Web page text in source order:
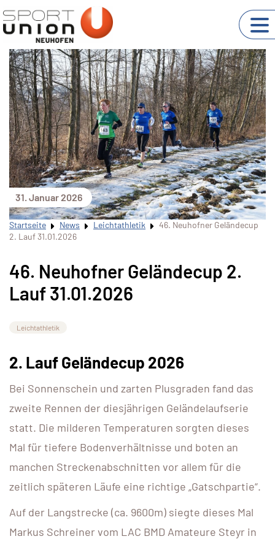
31. Januar 2026
Startseite News Leichtathletik
46. Neuhofner Geländecup
2. Lauf 31.01.2026
46. Neuhofner Geländecup 2.
Lauf 31.01.2026
Leichtathletik
2. Lauf Geländecup 2026
Bei Sonnenschein und zarten Plusgraden fand das
zweite Rennen der diesjährigen Geländelaufserie
statt. Die milderen Temperaturen sorgten dieses
Mal für tiefere Bodenverhältnisse und boten an
manchen Streckenabschnitten vor allem für die
zeitlich späteren Läufe eine richtige „Gatschpartie“.
Auf der Langstrecke (ca. 9600m) siegte dieses Mal
Markus Schreiner vom LAC BMD Amateure Steyr in